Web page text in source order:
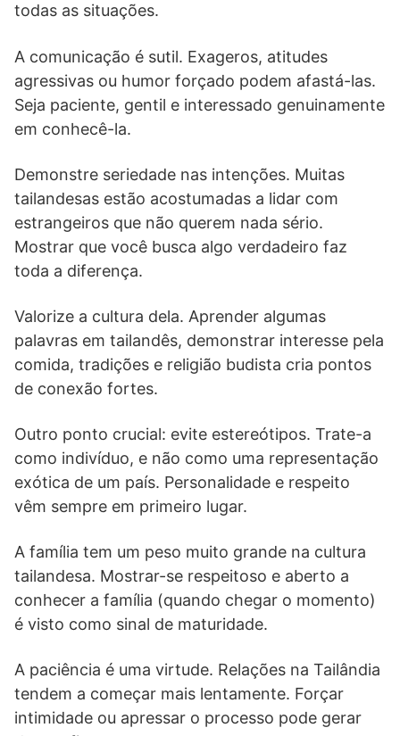
todas as situações.
A comunicação é sutil. Exageros, atitudes
agressivas ou humor forçado podem afastá-las.
Seja paciente, gentil e interessado genuinamente
em conhecê-la.
Demonstre seriedade nas intenções. Muitas
tailandesas estão acostumadas a lidar com
estrangeiros que não querem nada sério.
Mostrar que você busca algo verdadeiro faz
toda a diferença.
Valorize a cultura dela. Aprender algumas
palavras em tailandês, demonstrar interesse pela
comida, tradições e religião budista cria pontos
de conexão fortes.
Outro ponto crucial: evite estereótipos. Trate-a
como indivíduo, e não como uma representação
exótica de um país. Personalidade e respeito
vêm sempre em primeiro lugar.
A família tem um peso muito grande na cultura
tailandesa. Mostrar-se respeitoso e aberto a
conhecer a família (quando chegar o momento)
é visto como sinal de maturidade.
A paciência é uma virtude. Relações na Tailândia
tendem a começar mais lentamente. Forçar
intimidade ou apressar o processo pode gerar